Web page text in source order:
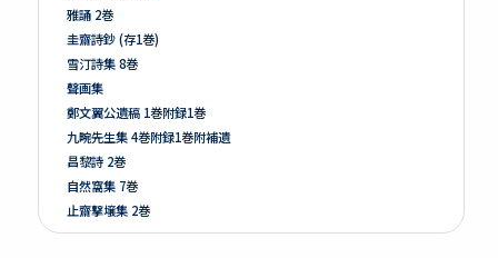
雅誦 2巻
圭齋詩鈔 (存1巻)
雪汀詩集 8巻
聲画集
鄭文翼公遺稿 1巻附録1巻
九畹先生集 4巻附録1巻附補遺
昌黎詩 2巻
自然窩集 7巻
止齋撃壌集 2巻
江山文藻 2巻